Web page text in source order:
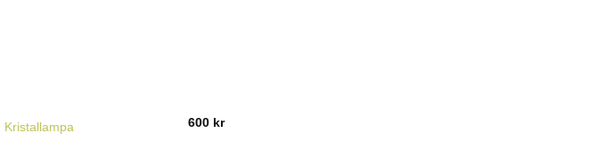
Kristallampa 600 kr